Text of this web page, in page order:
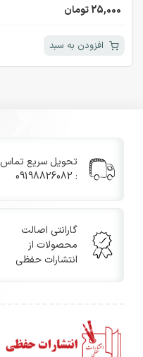
25,000 تومان
افزودن به سبد
تحویل سریع تماس
: 09198826082
گارانتی اصالت
محصولات از
انتشارات حفظی